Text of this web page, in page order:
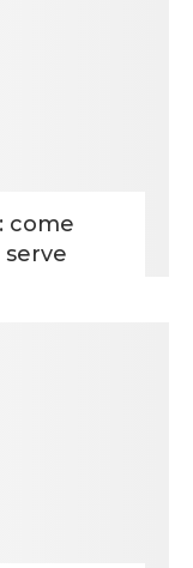
come
serve